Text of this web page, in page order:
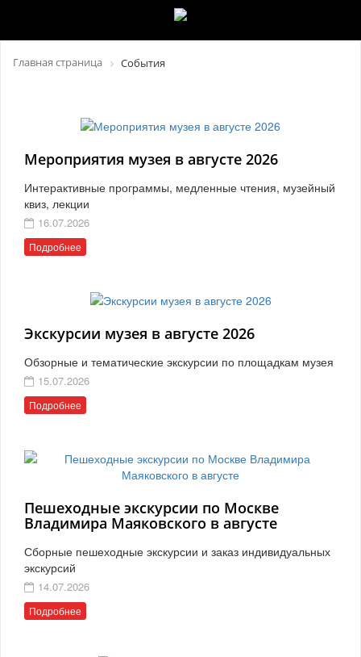
Главная страница События
Мероприятия музея в августе 2026
Интерактивные программы, медленные чтения, музейный
квиз, лекции
16.07.2026
Подробнее
Экскурсии музея в августе 2026
Обзорные и тематические экскурсии по площадкам музея
15.07.2026
Подробнее
Пешеходные экскурсии по Москве
Владимира Маяковского в августе
Сборные пешеходные экскурсии и заказ индивидуальных
экскурсий
14.07.2026
Подробнее